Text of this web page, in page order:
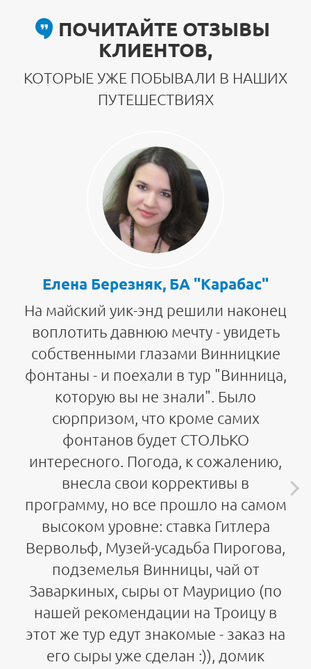
ПОЧИТАЙТЕ ОТЗЫВЫ
КЛИЕНТОВ,
КОТОРЫЕ УЖЕ ПОБЫВАЛИ В НАШИХ
ПУТЕШЕСТВИЯХ
Елена Березняк, БА "Карабас"
На майский уик-энд решили наконец
воплотить давнюю мечту - увидеть
собственными глазами Винницкие
фонтаны - и поехали в тур "Винница,
которую вы не знали". Было
сюрпризом, что кроме самих
фонтанов будет СТОЛЬКО
интересного. Погода, к сожалению,
внесла свои коррективы в
программу, но все прошло на самом
высоком уровне: ставка Гитлера
Вервольф, Музей-усадьба Пирогова,
подземелья Винницы, чай от
Заваркиных, сыры от Маурицио (по
нашей рекомендации на Троицу в
этот же тур едут знакомые - заказ на
его сыры уже сделан :)), домик